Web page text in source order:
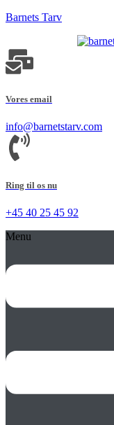
Barnets Tarv
Vores email
info@barnetstarv.com
Ring til os nu
+45 40 25 45 92
Menu